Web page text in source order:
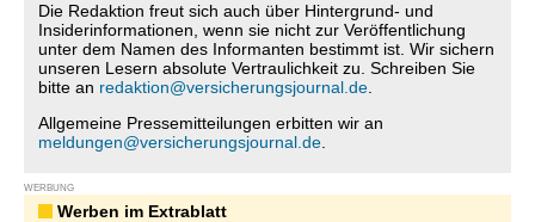
Die Redaktion freut sich auch über Hintergrund- und
Insiderinformationen, wenn sie nicht zur Veröffentlichung
unter dem Namen des Informanten bestimmt ist. Wir sichern
unseren Lesern absolute Vertraulichkeit zu. Schreiben Sie
bitte an redaktion@versicherungsjournal.de
Allgemeine Pressemitteilungen erbitten wir an
meldungen@versicherungsjournal.de
WERBUNG
Werben im Extrablatt